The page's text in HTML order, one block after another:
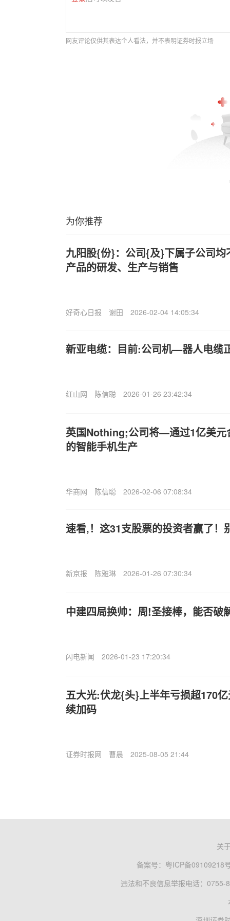
网友评论仅供其表达个人看法，并不表明证券时报立场
为你推荐
九阳股{份}：公司{及}下属子公司均
产品的研发、生产与销售
好奇心日报 谢田 2026-02-04 14:05:34
新亚电缆：目前:公司机—器人电缆
红山网 陈信聪 2026-01-26 23:42:34
英国Nothing;公司将—通过1亿美元
的智能手机生产
华商网 陈信聪 2026-02-06 07:08:34
速看,！这31支股票的投资者赢了！
新京报 陈雅琳 2026-01-26 07:30:34
中建四局换帅：周!圣接棒，能否破
闪电新闻 2026-01-23 17:20:34
五大光:伏龙{头}上半年亏损超170
续加码
证券时报网 曹晨 2025-08-05 21:44
关
备案号： 粤ICP备09109218
违法和不良信息举报电话：0755-